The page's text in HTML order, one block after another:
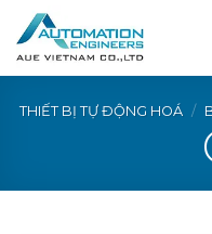
Skip
to
content
THIẾT BỊ TỰ ĐỘNG HOÁ /